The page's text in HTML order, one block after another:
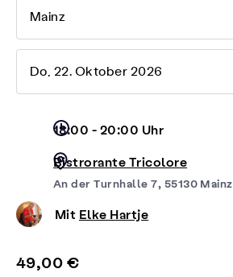
Mainz
Do, 22. Oktober 2026
18:00 - 20:00 Uhr
Bistrorante Tricolore
An der Turnhalle 7, 55130 Mainz
Mit Elke Hartje
49,00 €